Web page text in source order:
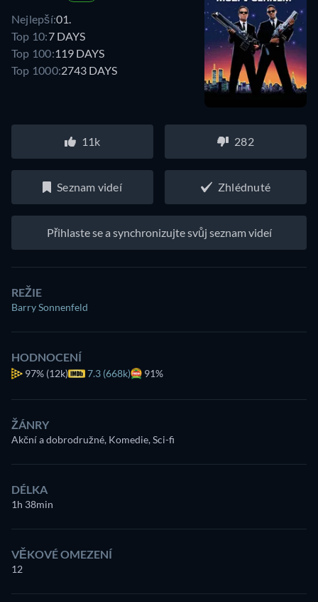
Nejlepší:01.
Top 10:7 DAYS
Top 100:119 DAYS
Top 1000:2743 DAYS
11k 282
Seznam videí Zhlédnuté
Přihlaste se a synchronizujte svůj seznam videí
REŽIE
Barry Sonnenfeld
HODNOCENÍ
97% (12k) 7.3 (668k) 91%
ŽÁNRY
Akční a dobrodružné, Komedie, Sci-fi
DÉLKA
1h 38min
VĚKOVÉ OMEZENÍ
12